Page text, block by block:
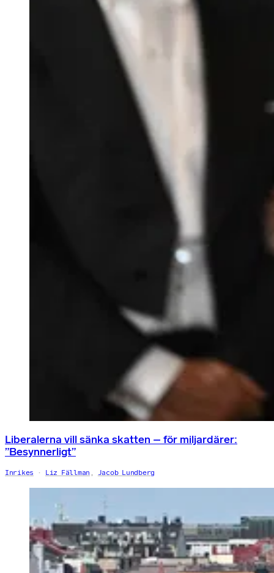
Liberalerna vill sänka skatten – för miljardärer:
”Besynnerligt”
Inrikes Liz Fällman , Jacob Lundberg